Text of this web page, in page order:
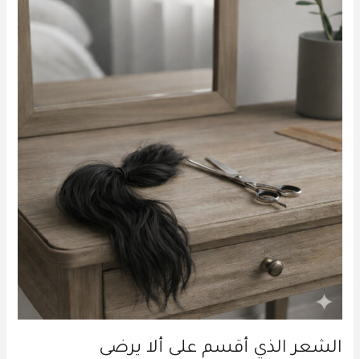
الشعر الذي أقسم على ألا يرضى
الشعر
الذي
أقسم